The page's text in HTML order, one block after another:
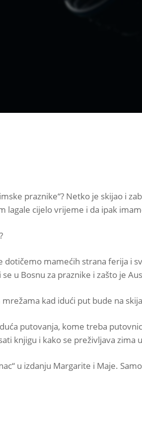
praznike“? Netko je skijao i
lagale cijelo vrijeme i da ipak
dotičemo mamećih strana ferija i
u Bosnu za praznike i zašto je
kad idući put bude na
putovanja, kome treba
knjigu i kako se preživljava zima
u izdanju Margarite i Maje.